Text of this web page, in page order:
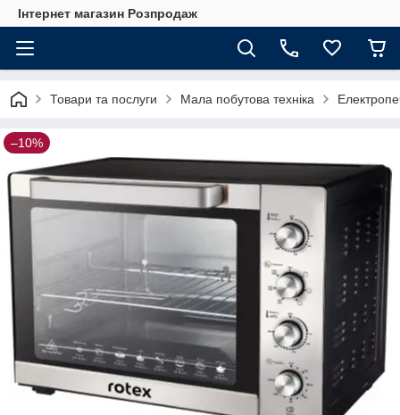
Інтернет магазин Розпродаж
Товари та послуги Мала побутова техніка
–10%